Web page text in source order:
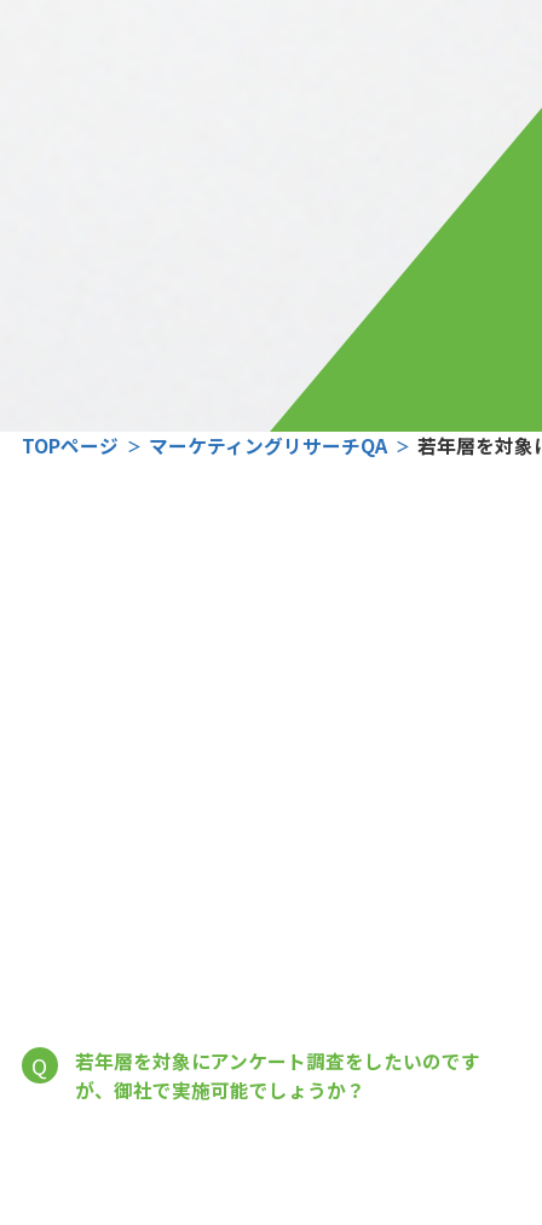
TOPページ マーケティングリサーチQA 若年層を対象
Q
若年層を対象にアンケート調査をしたいのです
が、御社で実施可能でしょうか？